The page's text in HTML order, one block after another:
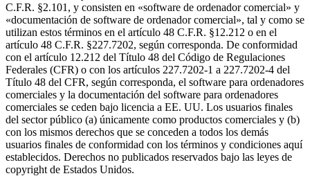
C.F.R. §2.101, y consisten en «software de ordenador comercial» y
«documentación de software de ordenador comercial», tal y como se
utilizan estos términos en el artículo 48 C.F.R. §12.212 o en el
artículo 48 C.F.R. §227.7202, según corresponda. De conformidad
con el artículo 12.212 del Título 48 del Código de Regulaciones
Federales (CFR) o con los artículos 227.7202-1 a 227.7202-4 del
Título 48 del CFR, según corresponda, el software para ordenadores
comerciales y la documentación del software para ordenadores
comerciales se ceden bajo licencia a EE. UU. Los usuarios finales
del sector público (a) únicamente como productos comerciales y (b)
con los mismos derechos que se conceden a todos los demás
usuarios finales de conformidad con los términos y condiciones aquí
establecidos. Derechos no publicados reservados bajo las leyes de
copyright de Estados Unidos.